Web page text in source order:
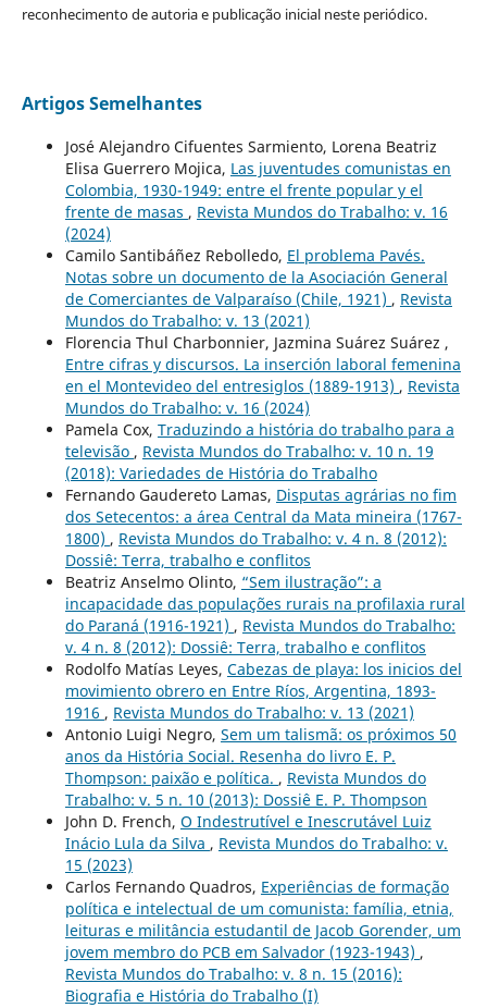
reconhecimento de autoria e publicação inicial neste periódico.
Artigos Semelhantes
José Alejandro Cifuentes Sarmiento, Lorena Beatriz
Elisa Guerrero Mojica, Las juventudes comunistas en
Colombia, 1930-1949: entre el frente popular y el
frente de masas , Revista Mundos do Trabalho: v. 16
(2024)
Camilo Santibáñez Rebolledo, El problema Pavés.
Notas sobre un documento de la Asociación General
de Comerciantes de Valparaíso (Chile, 1921) , Revista
Mundos do Trabalho: v. 13 (2021)
Florencia Thul Charbonnier, Jazmina Suárez Suárez ,
Entre cifras y discursos. La inserción laboral femenina
en el Montevideo del entresiglos (1889-1913) , Revista
Mundos do Trabalho: v. 16 (2024)
Pamela Cox, Traduzindo a história do trabalho para a
televisão , Revista Mundos do Trabalho: v. 10 n. 19
(2018): Variedades de História do Trabalho
Fernando Gaudereto Lamas, Disputas agrárias no fim
dos Setecentos: a área Central da Mata mineira (1767-
1800) , Revista Mundos do Trabalho: v. 4 n. 8 (2012):
Dossiê: Terra, trabalho e conflitos
Beatriz Anselmo Olinto, “Sem ilustração”: a
incapacidade das populações rurais na profilaxia rural
do Paraná (1916-1921) , Revista Mundos do Trabalho:
v. 4 n. 8 (2012): Dossiê: Terra, trabalho e conflitos
Rodolfo Matías Leyes, Cabezas de playa: los inicios del
movimiento obrero en Entre Ríos, Argentina, 1893-
1916 , Revista Mundos do Trabalho: v. 13 (2021)
Antonio Luigi Negro, Sem um talismã: os próximos 50
anos da História Social. Resenha do livro E. P.
Thompson: paixão e política. , Revista Mundos do
Trabalho: v. 5 n. 10 (2013): Dossiê E. P. Thompson
John D. French, O Indestrutível e Inescrutável Luiz
Inácio Lula da Silva , Revista Mundos do Trabalho: v.
15 (2023)
Carlos Fernando Quadros, Experiências de formação
política e intelectual de um comunista: família, etnia,
leituras e militância estudantil de Jacob Gorender, um
jovem membro do PCB em Salvador (1923-1943) ,
Revista Mundos do Trabalho: v. 8 n. 15 (2016):
Biografia e História do Trabalho (I)